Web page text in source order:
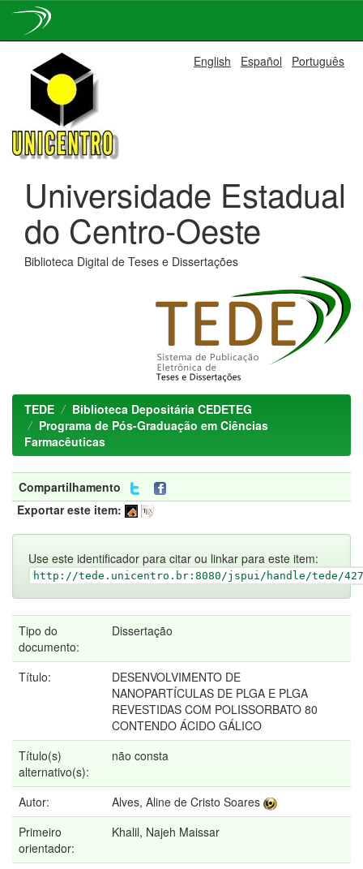
navigation
English Español Português
Universidade Estadual
do Centro-Oeste
Biblioteca Digital de Teses e Dissertações
TEDE
Biblioteca Depositária CEDETEG
Programa de Pós-Graduação em Ciências
Farmacêuticas
Compartilhamento
Exportar este item:
Use este identificador para citar ou linkar para este item:
http://tede.unicentro.br:8080/jspui/handle/tede/427
Tipo do
documento:
Dissertação
Título:
DESENVOLVIMENTO DE
NANOPARTÍCULAS DE PLGA E PLGA
REVESTIDAS COM POLISSORBATO 80
CONTENDO ÁCIDO GÁLICO
Título(s)
alternativo(s):
não consta
Autor:
Alves, Aline de Cristo Soares
Primeiro
orientador:
Khalil, Najeh Maissar